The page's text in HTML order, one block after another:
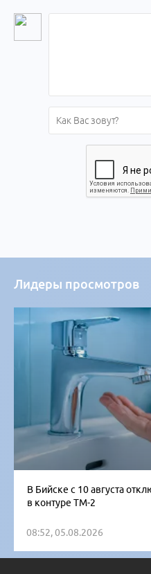
Лидеры просмотров
В Бийске с 10 августа
в контуре ТМ-2
08:52, 05.08.2026